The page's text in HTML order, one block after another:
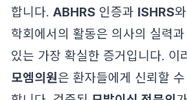
합니다. ABHRS 인증과 ISHRS
학회에서의 활동은 의사의 실력
있는 가장 확실한 증거입니다. 이
모엠의원은 환자들에게 신뢰할